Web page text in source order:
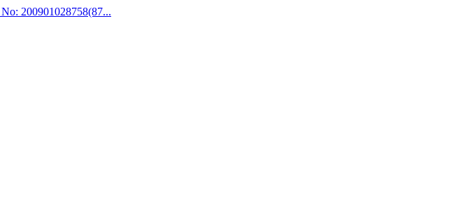
200901028758(87...